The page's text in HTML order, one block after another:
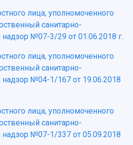
лица, уполномоченного
санитарно-
№07-3/29 от 01.06.2018 г.
лица, уполномоченного
санитарно-
№04-1/167 от 19.06.2018
лица, уполномоченного
санитарно-
№07-1/337 от 05.09.2018